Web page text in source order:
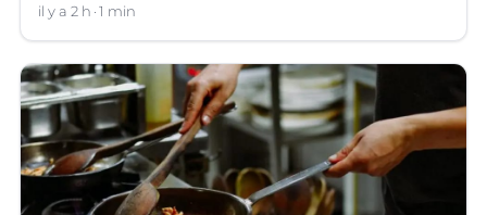
il y a 2 h 1 min